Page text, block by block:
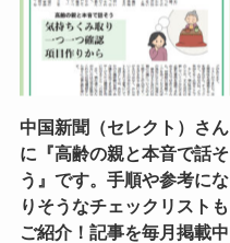
中国新聞（セレクト）さん
に『高齢の親と本音で話そ
う』です。手順や参考にな
りそうなチェックリストも
ご紹介！記事を毎月掲載中